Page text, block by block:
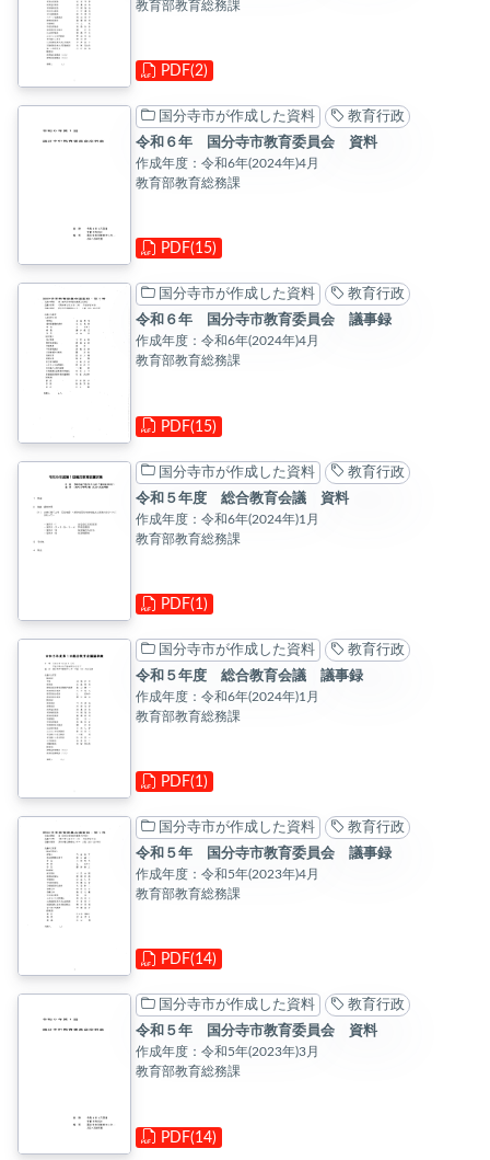
教育部教育総務課
PDF(2)
国分寺市が作成した資料
教育行政
令和６年 国分寺市教育委員会 資料
作成年度：令和6年(2024年)4月
教育部教育総務課
PDF(15)
国分寺市が作成した資料
教育行政
令和６年 国分寺市教育委員会 議事録
作成年度：令和6年(2024年)4月
教育部教育総務課
PDF(15)
国分寺市が作成した資料
教育行政
令和５年度 総合教育会議 資料
作成年度：令和6年(2024年)1月
教育部教育総務課
PDF(1)
国分寺市が作成した資料
教育行政
令和５年度 総合教育会議 議事録
作成年度：令和6年(2024年)1月
教育部教育総務課
PDF(1)
国分寺市が作成した資料
教育行政
令和５年 国分寺市教育委員会 議事録
作成年度：令和5年(2023年)4月
教育部教育総務課
PDF(14)
国分寺市が作成した資料
教育行政
令和５年 国分寺市教育委員会 資料
作成年度：令和5年(2023年)3月
教育部教育総務課
PDF(14)